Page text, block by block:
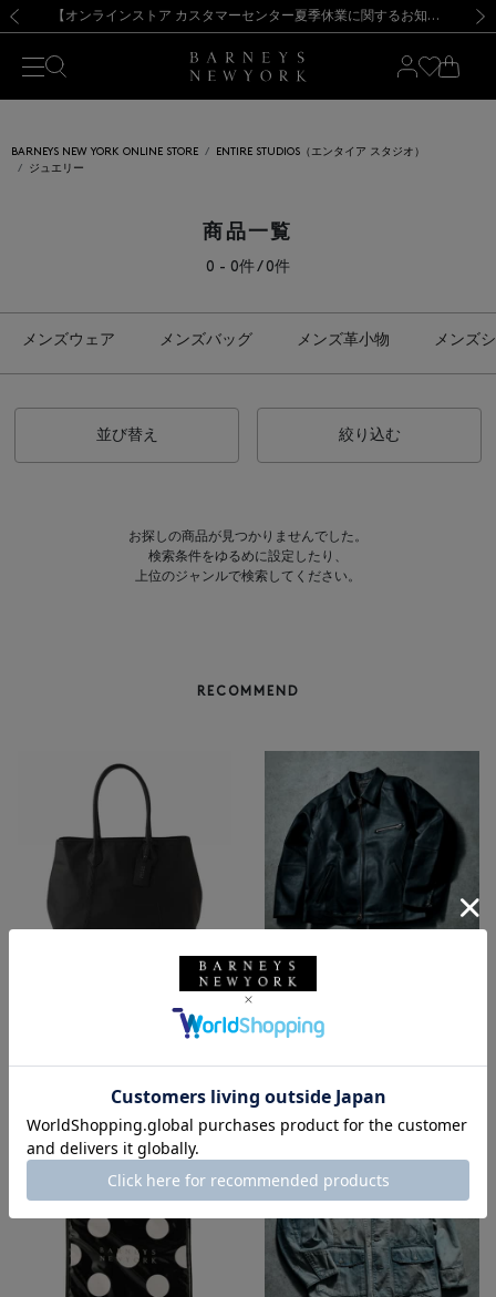
新規登録のお客様も対象！＜MY BARNEYS＞会員のお客様は11,000円（税込）以上のお買上げで常時送料無料！お買い物の際は会員登録を！
【夏季休業に伴う出荷一時停止のお知らせ】(2026.8.7) 【オンラインストア カスタマーセンター夏季休業に関するお知らせ】（2026.8.7）
【夏季休業に伴う返品・交換承り一時停止のお知らせ】（2026.8.5）
熊本県を中心とした地震の影響によるお荷物のお届けについて
【開催中】SUMMER SALEのご案内・ご注意事項 新規登録のお客様も対象！＜MY BARNEYS＞会員のお客様は11,000円（税込）以上のお買上げで常時送料無料！お買い物の際は会員登録を！
【夏季休業に伴う出荷一時停止のお知らせ】(2026.8.7)
BARNEYS NEW YORK ONLINE STORE
ENTIRE STUDIOS（エンタイア スタジオ）
ジュエリー
商品一覧
0 - 0件 / 0件
メンズウェア メンズバッグ メンズ革小物 メンズ
並び替え 絞り込む
お探しの商品が見つかりませんでした。
検索条件をゆるめに設定したり、
上位のジャンルで検索してください。
RECOMMEND
レザートートバッグ（M）
NEW
BARNEYS NEW YORK
BARNEYS NEW YORK by ANC
¥165,000